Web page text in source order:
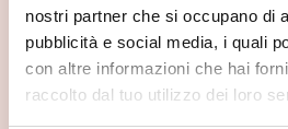
nostri partner che si occupano di
pubblicità e social media, i quali
con altre informazioni che hai
raccolto dal tuo utilizzo dei loro